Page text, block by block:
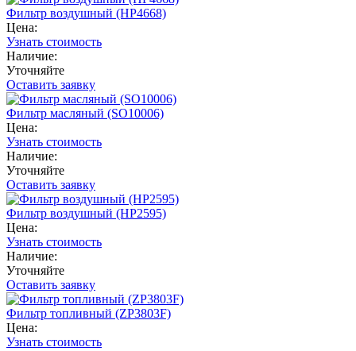
Фильтр воздушный (HP4668)
Цена:
Узнать стоимость
Наличие:
Уточняйте
Оставить заявку
Фильтр масляный (SO10006)
Цена:
Узнать стоимость
Наличие:
Уточняйте
Оставить заявку
Фильтр воздушный (HP2595)
Цена:
Узнать стоимость
Наличие:
Уточняйте
Оставить заявку
Фильтр топливный (ZP3803F)
Цена:
Узнать стоимость